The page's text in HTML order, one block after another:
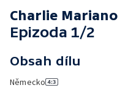
Charlie Mariano
Epizoda 1/2
Obsah dílu
Německo